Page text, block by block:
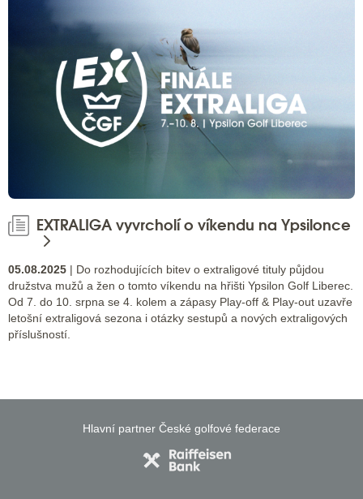
EXTRALIGA vyvrcholí o víkendu na Ypsilonce
05.08.2025 | Do rozhodujících bitev o extraligové tituly půjdou
družstva mužů a žen o tomto víkendu na hřišti Ypsilon Golf Liberec.
Od 7. do 10. srpna se 4. kolem a zápasy Play-off & Play-out uzavře
letošní extraligová sezona i otázky sestupů a nových extraligových
příslušností.
Hlavní partner České golfové federace